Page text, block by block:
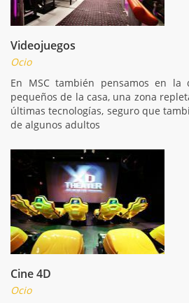
Videojuegos
Ocio
En MSC también pensamos en la
pequeños de la casa, una zona
últimas tecnologías, seguro que
de algunos adultos
Cine 4D
Ocio